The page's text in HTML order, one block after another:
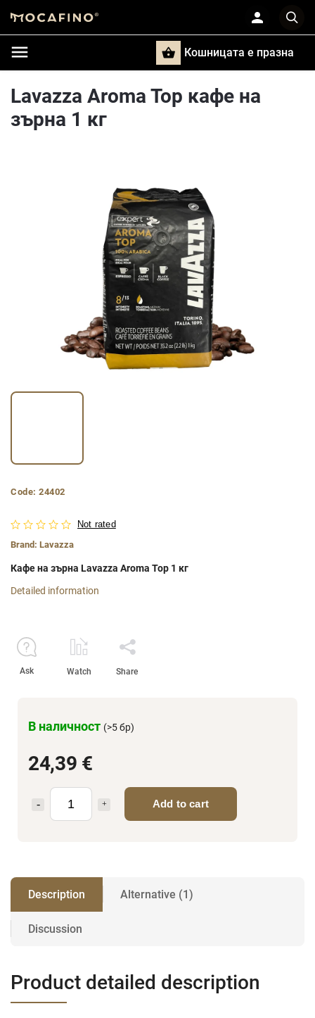
Кошницата e празна
Lavazza Aroma Top кафе на
зърна 1 кг
Code: 24402
Not rated
Brand: Lavazza
24,39 €
Add to cart
В наличност (>5 бр)
Кафе на зърна Lavazza Aroma Top 1 кг
Detailed information
Ask Watch Share
Description Alternative (1)
Discussion
Product detailed description